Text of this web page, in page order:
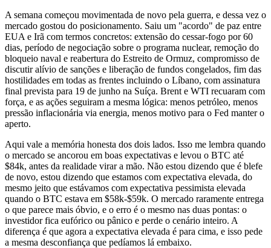
A semana começou movimentada de novo pela guerra, e dessa vez o
mercado gostou do posicionamento. Saiu um "acordo" de paz entre
EUA e Irã com termos concretos: extensão do cessar-fogo por 60
dias, período de negociação sobre o programa nuclear, remoção do
bloqueio naval e reabertura do Estreito de Ormuz, compromisso de
discutir alívio de sanções e liberação de fundos congelados, fim das
hostilidades em todas as frentes incluindo o Líbano, com assinatura
final prevista para 19 de junho na Suíça. Brent e WTI recuaram com
força, e as ações seguiram a mesma lógica: menos petróleo, menos
pressão inflacionária via energia, menos motivo para o Fed manter o
aperto.
Aqui vale a memória honesta dos dois lados. Isso me lembra quando
o mercado se ancorou em boas expectativas e levou o BTC até
$84k, antes da realidade virar a mão. Não estou dizendo que é blefe
de novo, estou dizendo que estamos com expectativa elevada, do
mesmo jeito que estávamos com expectativa pessimista elevada
quando o BTC estava em $58k-$59k. O mercado raramente entrega
o que parece mais óbvio, e o erro é o mesmo nas duas pontas: o
investidor fica eufórico ou pânico e perde o cenário inteiro. A
diferença é que agora a expectativa elevada é para cima, e isso pede
a mesma desconfiança que pedíamos lá embaixo.